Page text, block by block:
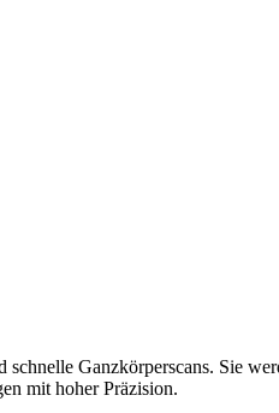
Ganzkörperscans. Sie
mit hoher Präzision.